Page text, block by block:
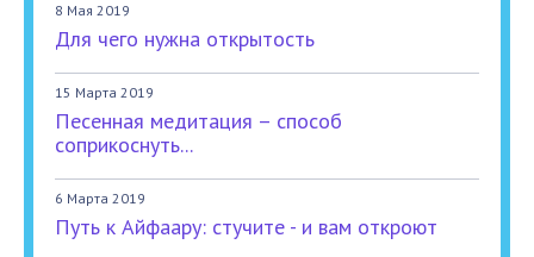
8 Мая 2019
Для чего нужна открытость
15 Марта 2019
Песенная медитация – способ
соприкоснуть...
6 Марта 2019
Путь к Айфаару: стучите - и вам откроют